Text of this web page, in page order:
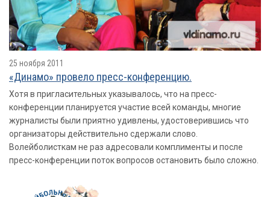
25 ноября 2011
«Динамо» провело пресс-конференцию.
Хотя в пригласительных указывалось, что на пресс-
конференции планируется участие всей команды, многие
журналисты были приятно удивлены, удостоверившись что
организаторы действительно сдержали слово.
Волейболисткам не раз адресовали комплименты и после
пресс-конференции поток вопросов остановить было сложно.